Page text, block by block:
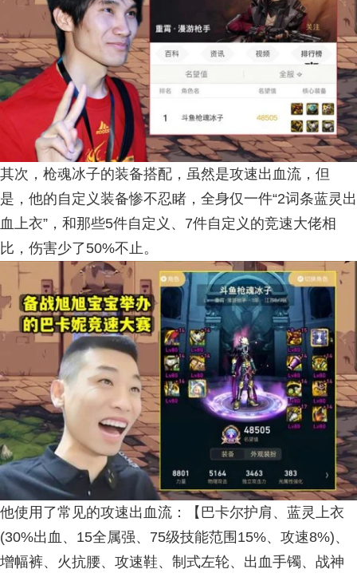
其次，枪魂冰子的装备搭配，虽然是攻速出血流，但
是，他的自定义装备惨不忍睹，全身仅一件“2词条蓝灵出
血上衣”，和那些5件自定义、7件自定义的竞速大佬相
比，伤害少了50%不止。
他使用了常见的攻速出血流：【巴卡尔护肩、蓝灵上衣
(30%出血、15全属强、75级技能范围15%、攻速8%)、
增幅裤、火抗腰、攻速鞋、制式左轮、出血手镯、战神